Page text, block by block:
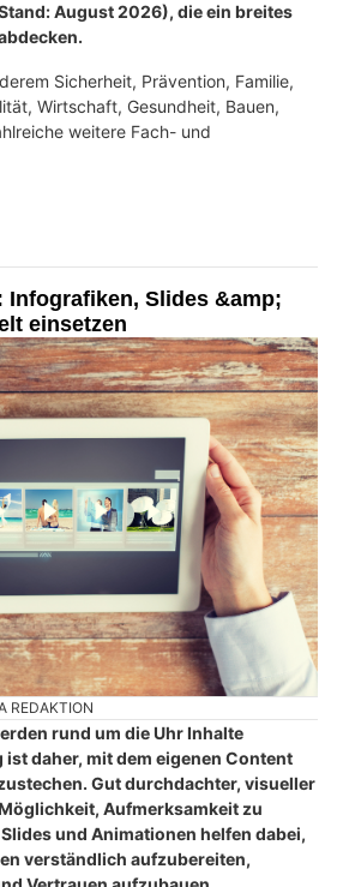
August 2026), die ein breites
Sicherheit, Prävention, Familie,
Wirtschaft, Gesundheit, Bauen,
weitere Fach- und
Infografiken, Slides &amp;
einsetzen
REDAKTION
rund um die Uhr Inhalte
daher, mit dem eigenen Content
Gut durchdachter, visueller
Aufmerksamkeit zu
und Animationen helfen dabei,
verständlich aufzubereiten,